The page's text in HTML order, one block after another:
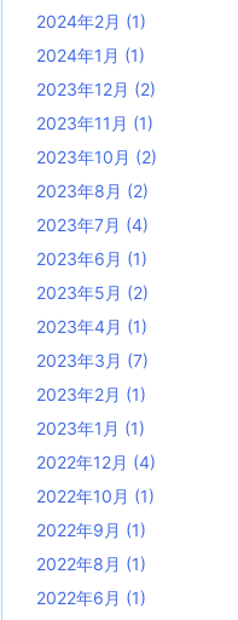
2024年2月 (1)
2024年1月 (1)
2023年12月 (2)
2023年11月 (1)
2023年10月 (2)
2023年8月 (2)
2023年7月 (4)
2023年6月 (1)
2023年5月 (2)
2023年4月 (1)
2023年3月 (7)
2023年2月 (1)
2023年1月 (1)
2022年12月 (4)
2022年10月 (1)
2022年9月 (1)
2022年8月 (1)
2022年6月 (1)